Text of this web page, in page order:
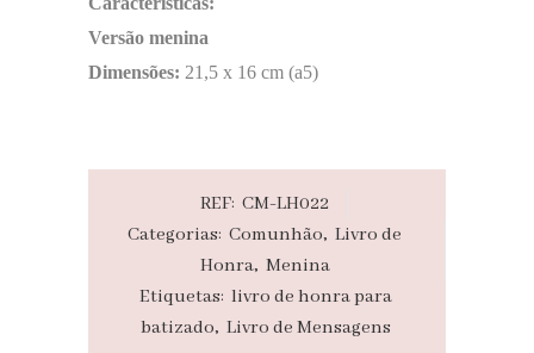
Versão menina
Dimensões: 21,5 x 16 cm (a5)
REF: CM-LH022
Categorias: Comunhão, Livro de
Honra, Menina
Etiquetas: livro de honra para
batizado, Livro de Mensagens